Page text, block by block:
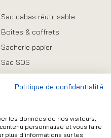
Sac cabas réutilisable
Boîtes & coffrets
Sacherie papier
Sac SOS
Politique de confidentialité
les données de nos visiteurs,
personnalisé et vous faire
plus d'informations sur les